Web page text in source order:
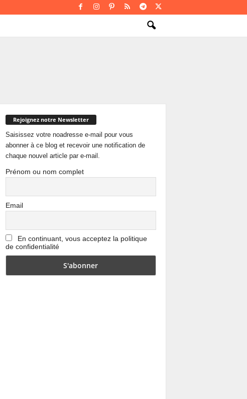
Rejoignez notre Newsletter
Saisissez votre noadresse e-mail pour vous
abonner à ce blog et recevoir une notification de
chaque nouvel article par e-mail.
Prénom ou nom complet
Email
En continuant, vous acceptez la politique
de confidentialité